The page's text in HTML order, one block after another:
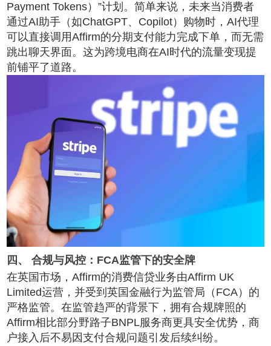
Payment Tokens）”计划。简单来说，未来当消费者
通过AI助手（如ChatGPT、Copilot）购物时，AI代理
可以直接调用Affirm的分期支付能力完成下单，而无需
跳出聊天界面。这为跨境电商在AI时代的流量变现提
前铺平了道路。
四、 合规与风控：FCA监管下的安全牌
在英国市场，Affirm的消费信贷业务由Affirm UK
Limited运营，并受到英国金融行为监管局（FCA）的
严格监管。在监管趋严的背景下，拥有合规牌照的
Affirm相比部分野路子BNPL服务商更具安全优势，商
户接入后不易因支付合规问题引发后续纠纷。